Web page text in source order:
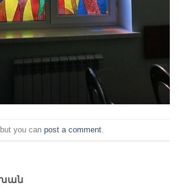
you can post a comment